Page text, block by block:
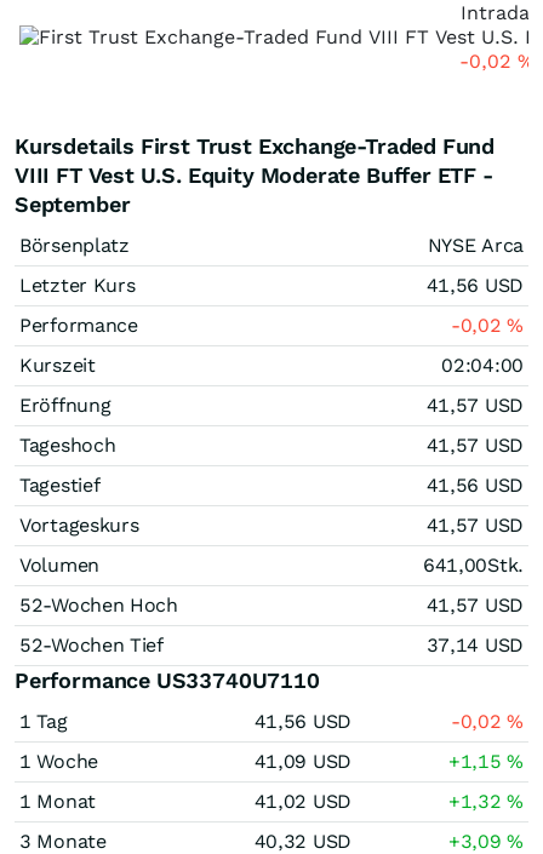
Intraday
-0,02 %
Kursdetails First Trust Exchange-Traded Fund
VIII FT Vest U.S. Equity Moderate Buffer ETF -
September
Börsenplatz
NYSE Arca
Letzter Kurs
41,56 USD
Performance
-0,02%
Kurszeit
02:04:00
Eröffnung
41,57 USD
Tageshoch
41,57 USD
Tagestief
41,56 USD
Vortageskurs
41,57 USD
Volumen
641,00Stk.
52-Wochen Hoch
41,57 USD
52-Wochen Tief
37,14 USD
Performance US33740U7110
1 Tag 41,56 USD -0,02%
1 Woche
41,09 USD +1,15%
1 Monat
41,02 USD +1,32%
3 Monate
40,32 USD +3,09%